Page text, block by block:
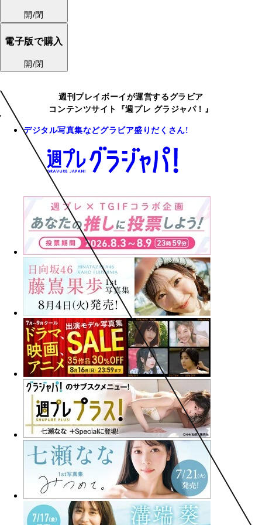
開/閉
電子版で購入
開/閉
週刊プレイボーイが運営するグラビア
コンテンツサイト『週プレ グラジャパ！』
デジタル写真集などグラビア盛りだくさん!